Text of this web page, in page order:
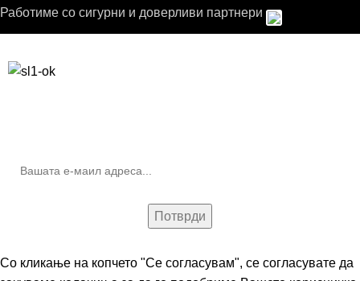
Работиме со сигурни и доверливи партнери
Со кликање на копчето "Се согласувам", се согласувате да